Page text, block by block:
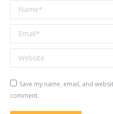
Name *
Email *
Website
Save my name, email, and
comment.